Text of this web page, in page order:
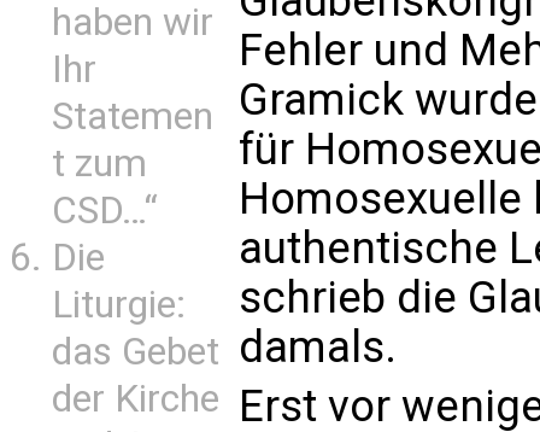
haben wir
Ihr
Statemen
t zum
CSD…“
Die
Liturgie:
das Gebet
der Kirche
Fehler und
Gramick
für
Homosexuelle
authentische
schrieb die
damals.
Erst vor